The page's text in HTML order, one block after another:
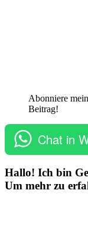
Abonniere
Beitrag!
Chat in
Hallo! Ich bin
Um mehr zu